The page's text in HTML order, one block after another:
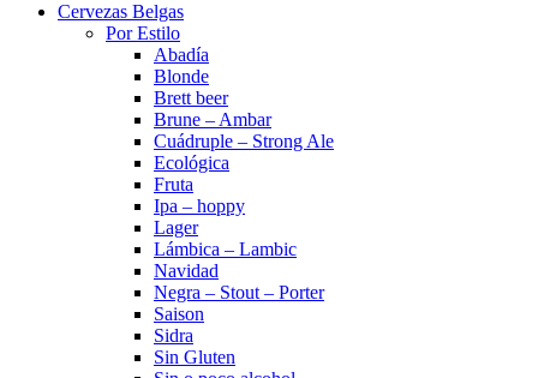
Cervezas Belgas
Por Estilo
Abadía
Blonde
Brett beer
Brune – Ambar
Cuádruple – Strong Ale
Ecológica
Fruta
Ipa – hoppy
Lager
Lámbica – Lambic
Navidad
Negra – Stout – Porter
Saison
Sidra
Sin Gluten